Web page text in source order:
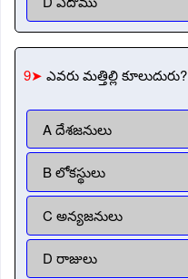
9➤ ఎవరు మత్తిల్లి కూలుదురు?
A దేశజనులు
B లోకస్థులు
C అన్యజనులు
D రాజులు